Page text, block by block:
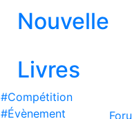
Nouvelle
Livres
#Compétition
#Évènement